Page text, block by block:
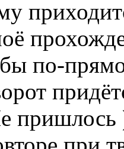
бы по-
пришлось